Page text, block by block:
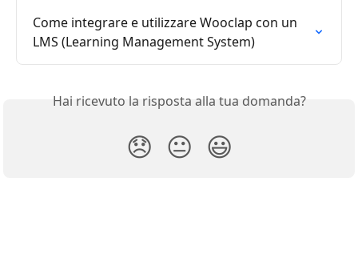
Come integrare e utilizzare Wooclap con un
LMS (Learning Management System)
Hai ricevuto la risposta alla tua domanda?
😞 😐 😃